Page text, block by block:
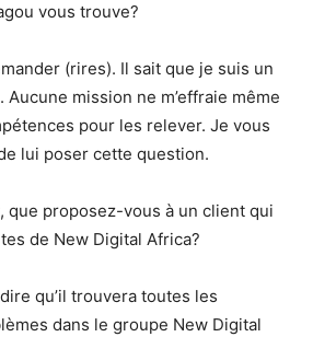
vous trouve?
(rires). Il sait que je suis un
mission ne m’effraie même
pour les relever. Je vous
lui poser cette question.
que proposez-vous à un client qui
de New Digital Africa?
qu’il trouvera toutes les
dans le groupe New Digital